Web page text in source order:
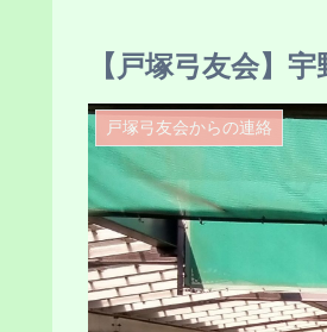
【戸塚弓友会】
戸塚弓友会からの連絡